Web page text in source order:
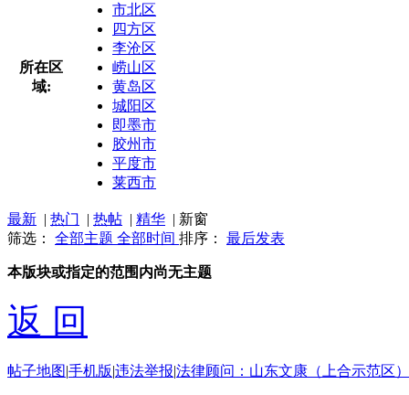
所在区
域:
市北区
四方区
李沧区
崂山区
黄岛区
城阳区
即墨市
胶州市
平度市
莱西市
最新 | 热门 | 热帖 | 精华 | 新窗
筛选： 全部主题 全部时间 排序： 最后发表
本版块或指定的范围内尚无主题
返 回
帖子地图|手机版|违法举报|法律顾问：山东文康（上合示范区